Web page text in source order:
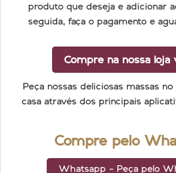
produto que deseja e adicionar
seguida, faça o pagamento e
Compre na nossa loja
Peça nossas deliciosas massas
casa através dos principais
Compre pelo
Whatsapp - Peça pelo